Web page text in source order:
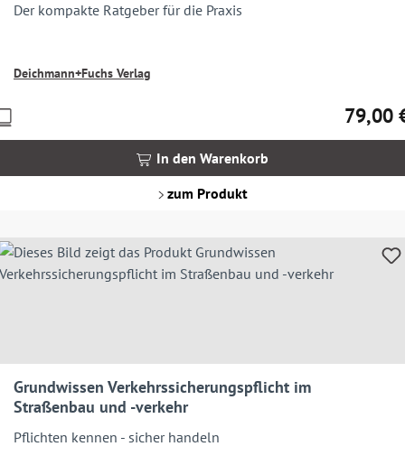
Der kompakte Ratgeber für die Praxis
Deichmann+Fuchs Verlag
79,00
In den Warenkorb
zum Produkt
Grundwissen Verkehrssicherungspflicht im
Straßenbau und -verkehr
Pflichten kennen - sicher handeln